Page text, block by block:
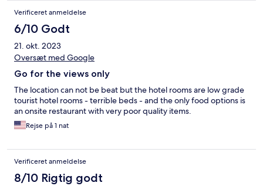
Verificeret anmeldelse
6/10 Godt
21. okt. 2023
Oversæt med Google
Go for the views only
The location can not be beat but the hotel rooms are low grade
tourist hotel rooms - terrible beds - and the only food options is
an onsite restaurant with very poor quality items.
Rejse på 1 nat
Verificeret anmeldelse
8/10 Rigtig godt